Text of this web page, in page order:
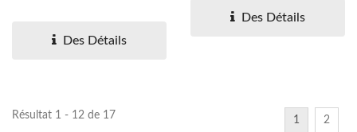
extensible...Des Détails
extensible...Des Détails
Résultat 1 - 12 de 17 1 2